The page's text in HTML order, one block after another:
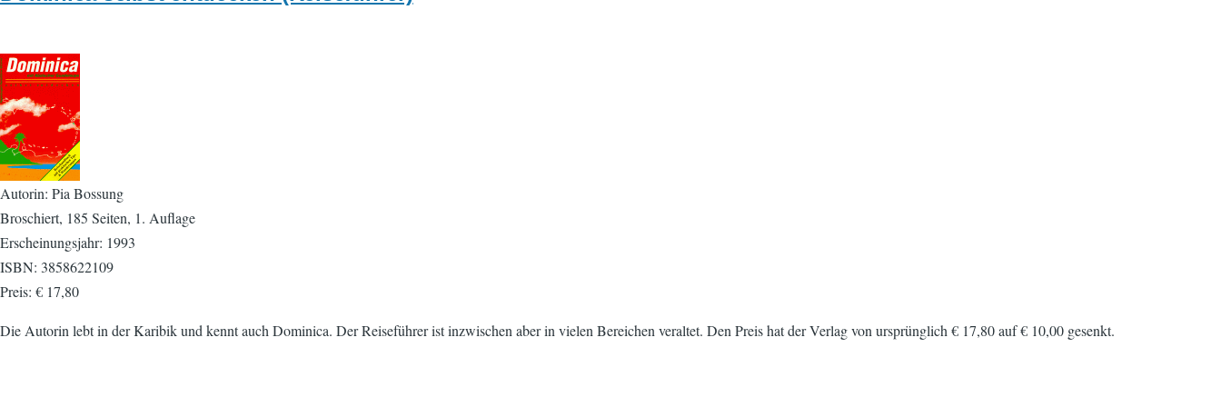
Autorin: Pia Bossung
Broschiert, 185 Seiten, 1. Auflage
Erscheinungsjahr: 1993
ISBN: 3858622109
Preis: € 17,80
Die Autorin lebt in der Karibik und kennt auch Dominica. Der Reiseführer ist inzwischen aber in vielen Bereichen veraltet. Den Preis hat der Verlag von ursprünglich € 17,80 auf € 10,00 gesenkt.